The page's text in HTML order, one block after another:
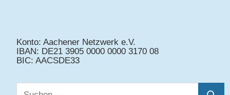
Konto: Aachener Netzwerk e.V.
IBAN: DE21 3905 0000 0000 3170 08
BIC: AACSDE33
Suchen